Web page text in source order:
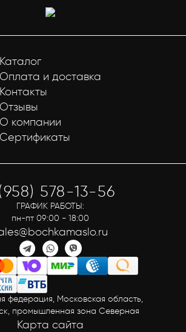
Каталог
Оплата и доставка
Контакты
Отзывы
О компании
Сертификаты
федерация, Московская область,
промышленная зона Северная
Карта сайта
578-13-56
ГРАФИК РАБОТЫ:
пн-пт 09:00 - 18:00